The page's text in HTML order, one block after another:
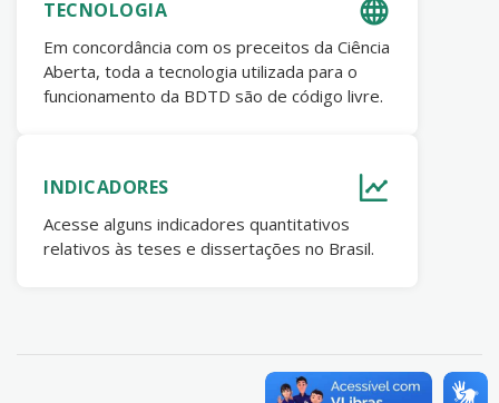
TECNOLOGIA
Em concordância com os preceitos da Ciência
Aberta, toda a tecnologia utilizada para o
funcionamento da BDTD são de código livre.
INDICADORES
Acesse alguns indicadores quantitativos
relativos às teses e dissertações no Brasil.